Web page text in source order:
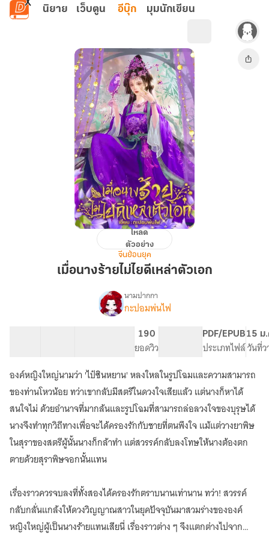
ข้ามไปยังเนื้อหาหลัก
นิยาย เว็บตูน อีบุ๊ก มุมนักเขียน
ร้าย
โหลด
ตัวอย่าง
จีนย้อนยุค
เมื่อนางร้ายไม่ไยดีเหล่าตัวเอก
เรื่อง
นาง
ร้าย
ไม่
ไยดี
เหล่า
ตัวเอก
นามปากกา
กะปอมพ่นไฟ
190
ยอดวิว
PDF/EPUB
ประเภทไฟล์
15 ม
วันที่ว
องค์หญิงใหญ่นามว่า 'ไป๋ซินหยาน' หลงใหลในรูปโฉมและความสามารถ
ของท่านโหวน้อย ทว่าเขากลับมีสตรีในดวงใจเสียแล้ว แต่นางก็หาได้
สนใจไม่ ด้วยอำนาจที่มากล้นและรูปโฉมที่สามารถล่อลวงใจของบุรุษได้
นางจึงทำทุกวิถีทางเพื่อจะได้ครองรักกับชายที่ตนพึงใจ แม้แต่วางยาพิษ
ในสุราของสตรีผู้นั้นนางก็กล้าทำ แต่สวรรค์กลับลงโทษให้นางต้องตก
ตายด้วยสุราพิษจอกนั้นแทน
เรื่องราวควรจบลงที่ทั้งสองได้ครองรักตราบนานเท่านาน ทว่า! สวรรค์
กลับกลั่นแกล้งให้ดวงวิญญาณสาวในยุคปัจจุบันมาสวมร่างขององค์
หญิงใหญ่ผู้เป็นนางร้ายแทนเสียนี่ เรื่องราวต่าง ๆ จึงแตกต่างไปจาก